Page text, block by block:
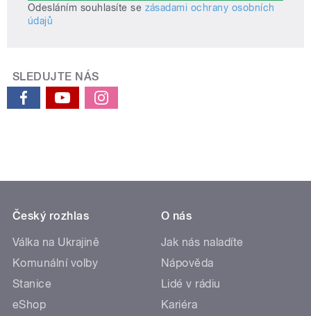
Odesláním souhlasíte se zásadami ochrany osobních
údajů
SLEDUJTE NÁS
Český rozhlas
Válka na Ukrajině
Komunální volby
Stanice
eShop
O nás
Jak nás naladíte
Nápověda
Lidé v rádiu
Kariéra